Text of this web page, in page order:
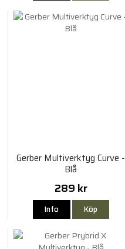
Gerber Multiverktyg Curve -
Blå
289 kr
Info Köp